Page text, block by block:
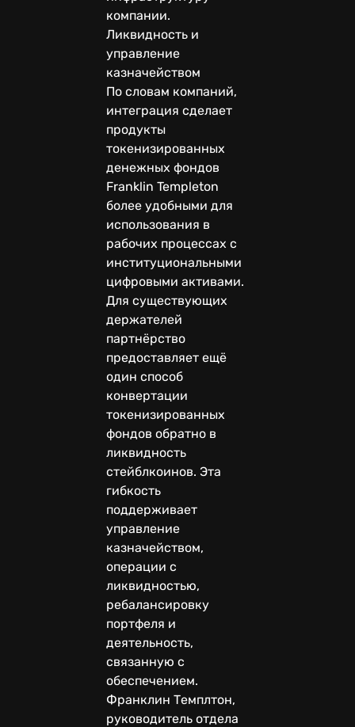
компании.
Ликвидность и
управление
казначейством
По словам компаний,
интеграция сделает
продукты
токенизированных
денежных фондов
Franklin Templeton
более удобными для
использования в
рабочих процессах с
институциональными
цифровыми активами.
Для существующих
держателей
партнёрство
предоставляет ещё
один способ
конвертации
токенизированных
фондов обратно в
ликвидность
стейблкоинов. Эта
гибкость
поддерживает
управление
казначейством,
операции с
ликвидностью,
ребалансировку
портфеля и
деятельность,
связанную с
обеспечением.
Франклин Темплтон,
руководитель отдела